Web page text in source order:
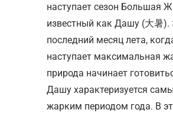
наступает сезон Большая
известный как Дашу (大暑).
последний месяц лета,
наступает максимальная
природа начинает
Дашу характеризуется
жарким периодом года. В